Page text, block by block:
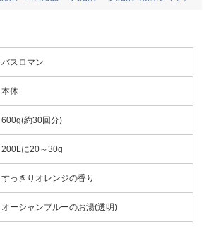
バスロマン
本体
600g(約30回分)
200Lに20～30g
すっきりオレンジの香り
オーシャンブルーのお湯(透明)